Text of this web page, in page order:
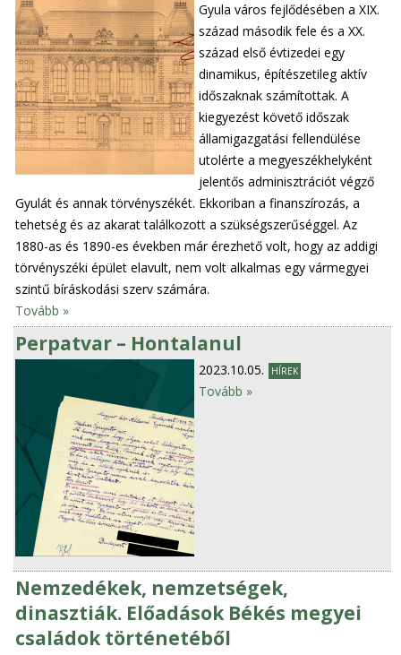
Gyula város fejlődésében a XIX.
század második fele és a XX.
század első évtizedei egy
dinamikus, építészetileg aktív
időszaknak számítottak. A
kiegyezést követő időszak
államigazgatási fellendülése
utolérte a megyeszékhelyként
jelentős adminisztrációt végző
Gyulát és annak törvényszékét. Ekkoriban a finanszírozás, a
tehetség és az akarat találkozott a szükségszerűséggel. Az
1880-as és 1890-es években már érezhető volt, hogy az addigi
törvényszéki épület elavult, nem volt alkalmas egy vármegyei
szintű bíráskodási szerv számára.
Tovább »
Perpatvar – Hontalanul
2023.10.05. HÍREK
Tovább »
Nemzedékek, nemzetségek,
dinasztiák. Előadások Békés megyei
családok történetéből